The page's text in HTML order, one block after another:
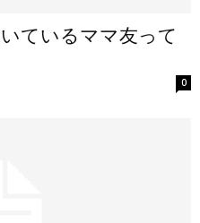
ているママ友って
0